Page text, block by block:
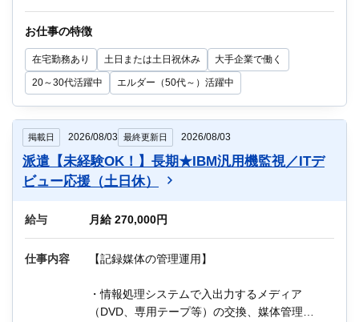
バ、監視・運用ツール（Zabbix、JP1等）
他にもIT関連のお仕事が多数あります。
い！
お仕事の特徴
在宅勤務あり 土日または土日祝休み 大手企業で働く
20～30代活躍中 エルダー（50代～）活躍中
掲載日 2026/08/03 最終更新日 2026/08/03
派遣【未経験OK！】長期★IBM汎用機監視／ITデ
ビュー応援（土日休）
給与 月給 270,000円
仕事内容 【記録媒体の管理運用】
・情報処理システムで入出力するメディア
（DVD、専用テープ等）の交換、媒体管理